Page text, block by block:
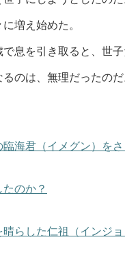
増え始めた。
息を引き取ると、世
のは、無理だったのだ
海君（イメグン）を
のか？
らした仁祖（インジョ